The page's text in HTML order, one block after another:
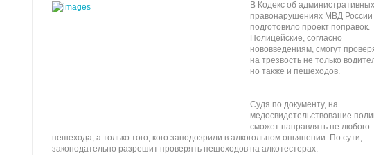
В Кодекс об административных
правонарушениях МВД России
подготовило проект поправок.
Полицейские, согласно
нововведениям, смогут
на трезвость не только
но также и пешеходов.
Судя по документу, на
медосвидетельствование
сможет направлять не любого
пешехода, а только того, кого заподозрили в алкогольном опьянении. По сути,
законодательно разрешит проверять пешеходов на алкотестерах.